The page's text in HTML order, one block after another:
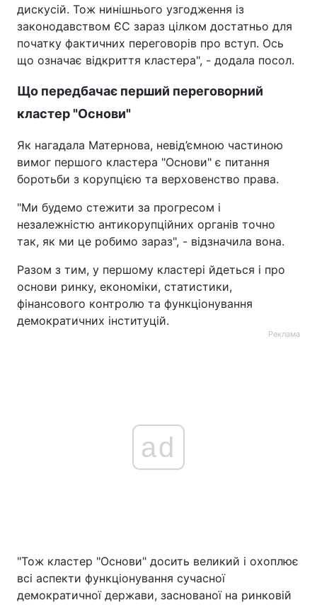
дискусій. Тож нинішнього узгодження із
законодавством ЄС зараз цілком достатньо для
початку фактичних переговорів про вступ. Ось
що означає відкриття кластера", - додала посол.
Що передбачає перший переговорний
кластер "Основи"
Як нагадала Матернова, невід’ємною частиною
вимог першого кластера "Основи" є питання
боротьби з корупцією та верховенство права.
"Ми будемо стежити за прогресом і
незалежністю антикорупційних органів точно
так, як ми це робимо зараз", - відзначила вона.
Разом з тим, у першому кластері йдеться і про
основи ринку, економіки, статистики,
фінансового контролю та функціонування
демократичних інституцій.
Реклама
ad
"Тож кластер "Основи" досить великий і охоплює
всі аспекти функціонування сучасної
демократичної держави, заснованої на ринковій